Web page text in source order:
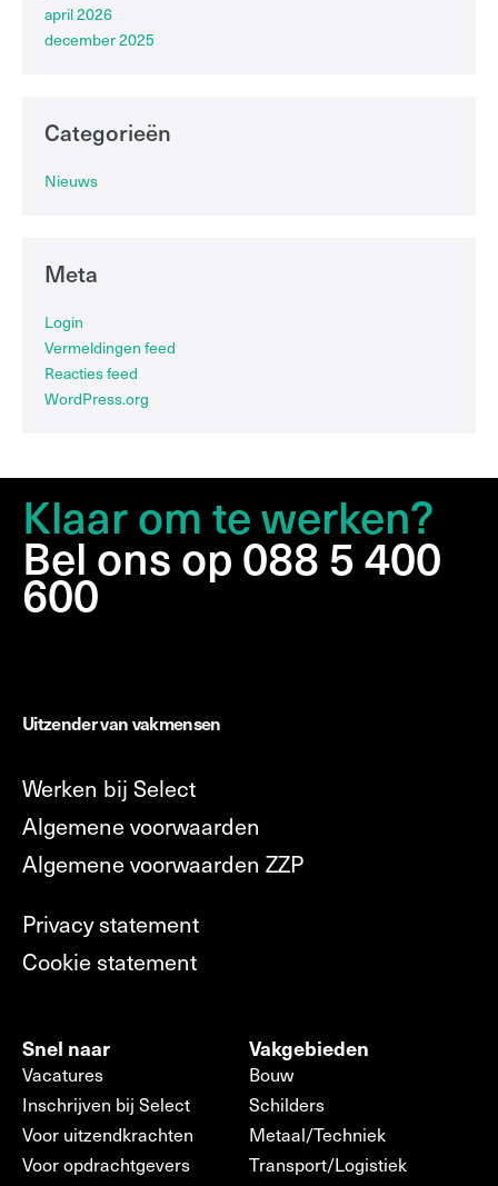
april 2026
december 2025
Categorieën
Nieuws
Meta
Login
Vermeldingen feed
Reacties feed
WordPress.org
Klaar om te werken?
Bel ons op 088 5 400
600
Uitzender van vakmensen
Werken bij Select
Algemene voorwaarden
Algemene voorwaarden ZZP
Privacy statement
Cookie statement
Snel naar
Vacatures
Inschrijven bij Select
Voor uitzendkrachten
Voor opdrachtgevers
Vakgebieden
Bouw
Schilders
Metaal/Techniek
Transport/Logistiek